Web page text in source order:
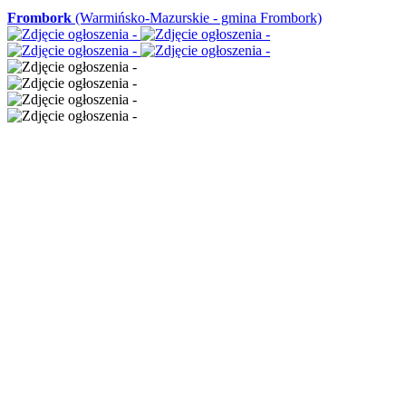
Frombork (Warmińsko-Mazurskie - gmina Frombork)